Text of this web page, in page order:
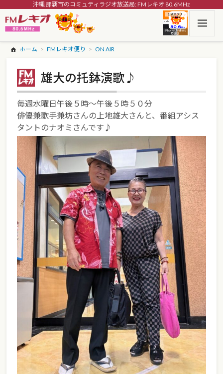
沖縄 那覇市のコミュティラジオ放送局: FMレキオ 80.6MHz
ホーム FMレキオ便り ON AIR
雄大の托鉢演歌♪
毎週水曜日午後５時～午後５時５０分
俳優兼歌手兼坊さんの上地雄大さんと、番組アシス
タントのナオミさんです♪